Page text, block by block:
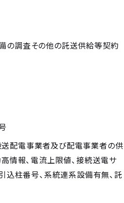
の調査その他の託送供給等契約
送配電事業者及び配電事業者の供
情報、電流上限値、接続送電サ
込柱番号、系統連系設備有無、託